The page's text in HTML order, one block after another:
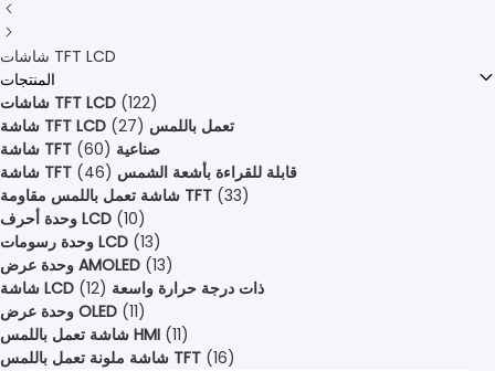
شاشات TFT LCD
المنتجات
شاشات TFT LCD (122)
شاشة TFT LCD تعمل باللمس (27)
شاشة TFT صناعية (60)
شاشة TFT قابلة للقراءة بأشعة الشمس (46)
شاشة تعمل باللمس مقاومة TFT (33)
وحدة أحرف LCD (10)
وحدة رسومات LCD (13)
وحدة عرض AMOLED (13)
شاشة LCD ذات درجة حرارة واسعة (12)
وحدة عرض OLED (11)
شاشة تعمل باللمس HMI (11)
شاشة ملونة تعمل باللمس TFT (16)